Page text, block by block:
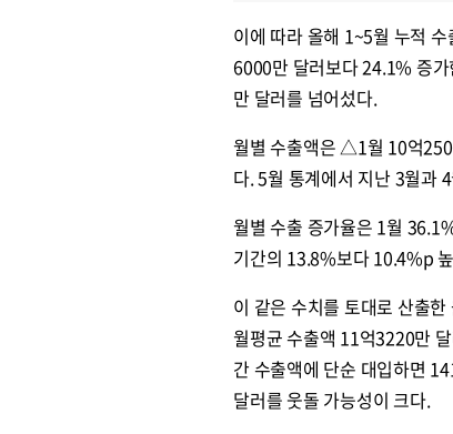
이에 따라 올해 1~5월 누적
6000만 달러보다 24.1% 증
만 달러를 넘어섰다.
월별 수출액은 △1월 10억
다. 5월 통계에서 지난 3월과
월별 수출 증가율은 1월
기간의 13.8%보다 10.4%p
이 같은 수치를 토대로 산출
월평균 수출액 11억3220만
간 수출액에 단순 대입하면
달러를 웃돌 가능성이 크다.